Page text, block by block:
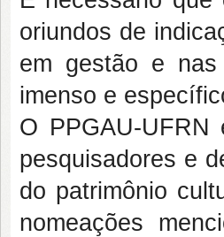
oriundos de
em gestão e nas
imenso e
O PPGAU-UFRN
pesquisadores e
do patrimônio
nomeações